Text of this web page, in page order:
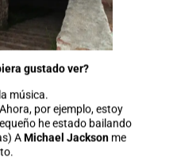
gustado ver?
música.
por ejemplo, estoy
he estado bailando
AMichael Jacksonme